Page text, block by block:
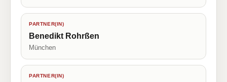
PARTNER(IN)
Benedikt Rohrßen
München
PARTNER(IN)